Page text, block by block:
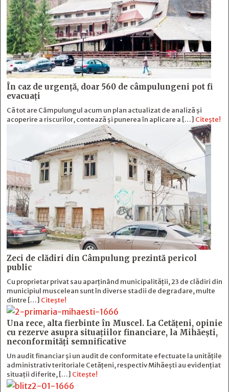
În caz de urgență, doar 560 de câmpulungeni pot fi
evacuați
Că tot are Câmpulungul acum un plan actualizat de analiză și
acoperire a riscurilor, contează și punerea în aplicare a […] Citește!
Zeci de clădiri din Câmpulung prezintă pericol
public
Cu proprietar privat sau aparținând municipalității, 23 de clădiri din
municipiul muscelean sunt în diverse stadii de degradare, multe
dintre […] Citește!
Una rece, alta fierbinte în Muscel. La Cetăţeni, opinie
cu rezerve asupra situaţiilor financiare, la Mihăeşti,
neconformităţi semnificative
Un audit financiar și un audit de conformitate efectuate la unitățile
administrativ teritoriale Cetățeni, respectiv Mihăești au evidențiat
situații diferite, […] Citește!